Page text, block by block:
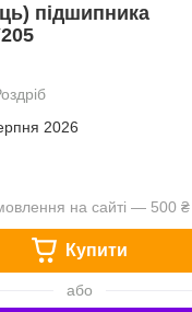
підшипника
2026
на сайті — 500 ₴
Купити
або